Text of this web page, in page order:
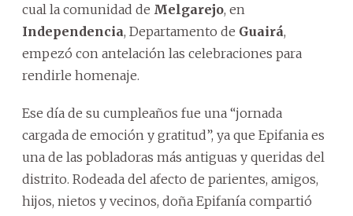
cual la comunidad de Melgarejo, en
Independencia, Departamento de Guairá,
empezó con antelación las celebraciones para
rendirle homenaje.
Ese día de su cumpleaños fue una “jornada
cargada de emoción y gratitud”, ya que Epifania es
una de las pobladoras más antiguas y queridas del
distrito. Rodeada del afecto de parientes, amigos,
hijos, nietos y vecinos, doña Epifanía compartió